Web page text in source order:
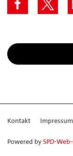
Kontakt Impressum
Powered bySPD-